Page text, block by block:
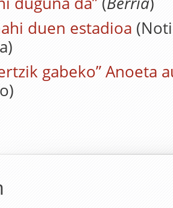
duen estadioa
gabeko” Anoeta